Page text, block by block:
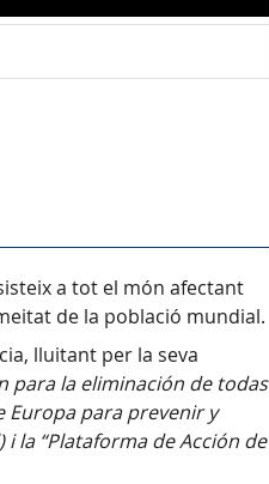
a tot el món afectant
de la població mundial.
lluitant per la seva
para la eliminación de todas
Europa para prevenir y
la “Plataforma de Acción de